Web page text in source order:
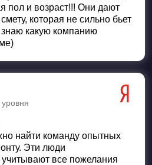
пол и возраст!!! Они дают
которая не сильно бьет
какую компанию
найти команду опытных
Эти люди
все пожелания